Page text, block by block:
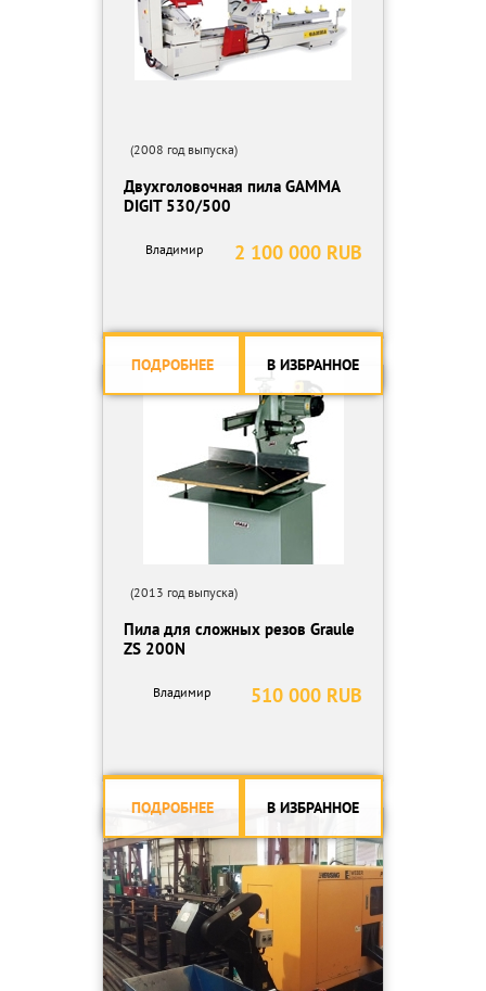
- Привод ленточнопильного полотна
- Механизм подъема-опускания пильной рамы (гидроцилиндр,
- Гидравлические зажимные тиски
- Твердосплавные направляющие ленточнопильного полотна,
направляющих ленточнопильного полотна)
- Щётка для очистки полотна от стружки
- Встроенная система подачи СОЖ
- Ленточнопильное полотно (биметалл)
- Ограничитель длины (для нарезки заготовок до 500 мм)
- Стойка с роликом для подачи заготовки
ДОПОЛНИТЕЛЬНОЕ ОБОРУДОВАНИЕ
(2008 год выпуска)
Двухголовочная пила GAMMA
DIGIT 530/500
2 100 000 RUB
Владимир
ПОДРОБНЕЕ В ИЗБРАННОЕ
(2013 год выпуска)
Пила для сложных резов Graule
ZS 200N
510 000 RUB
Владимир
ПОДРОБНЕЕ В ИЗБРАННОЕ